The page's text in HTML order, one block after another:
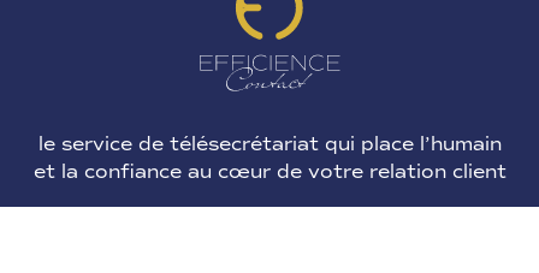
le service de télésecrétariat qui place l’humain
et la confianceau cœur de votre relation client